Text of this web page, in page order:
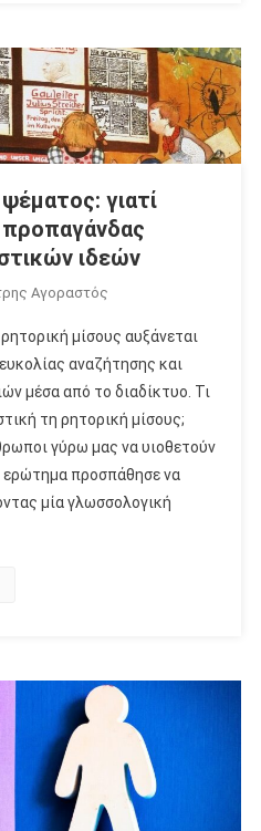
γιατί
ιδεών
Αγοραστός
μίσους αυξάνεται
αναζήτησης και
μέσα από το διαδίκτυο. Τι
τη ρητορική μίσους;
γύρω μας να υιοθετούν
ερώτημα προσπάθησε να
μία γλωσσολογική